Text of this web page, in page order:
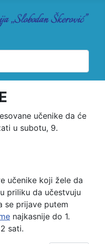
učenike da će
u subotu, 9.
učenike koji žele da
priliku da učestvuju
se prijave putem
najkasnije do 1.
sati.